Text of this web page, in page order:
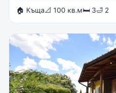
🏠 Къща📐 100 кв.м🛏 3🛁 2